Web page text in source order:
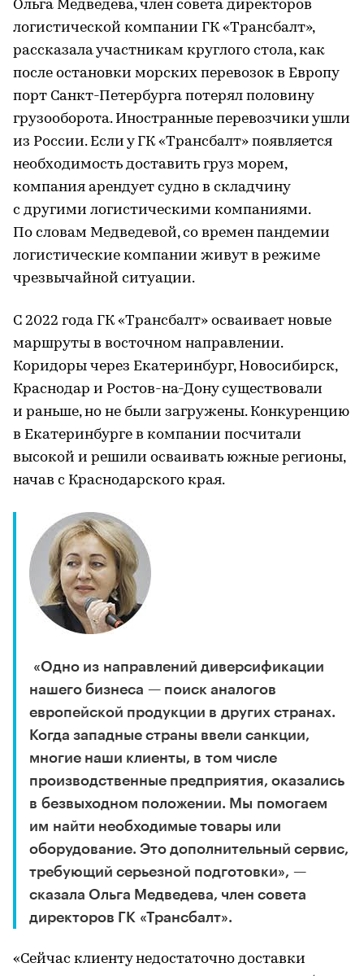
Ольга Медведева, член совета директоров
логистической компании ГК «Трансбалт»,
рассказала участникам круглого стола, как
после остановки морских перевозок в Европу
порт Санкт-Петербурга потерял половину
грузооборота. Иностранные перевозчики ушли
из России. Если у ГК «Трансбалт» появляется
необходимость доставить груз морем,
компания арендует судно в складчину
с другими логистическими компаниями.
По словам Медведевой, со времен пандемии
логистические компании живут в режиме
чрезвычайной ситуации.
С 2022 года ГК «Трансбалт» осваивает новые
маршруты в восточном направлении.
Коридоры через Екатеринбург, Новосибирск,
Краснодар и Ростов-на-Дону существовали
и раньше, но не были загружены. Конкуренцию
в Екатеринбурге в компании посчитали
высокой и решили осваивать южные регионы,
начав с Краснодарского края.
«Одно из направлений диверсификации
нашего бизнеса — поиск аналогов
европейской продукции в других странах.
Когда западные страны ввели санкции,
многие наши клиенты, в том числе
производственные предприятия, оказались
в безвыходном положении. Мы помогаем
им найти необходимые товары или
оборудование. Это дополнительный сервис,
требующий серьезной подготовки», —
сказала Ольга Медведева, член совета
директоров ГК «Трансбалт».
«Сейчас клиенту недостаточно доставки